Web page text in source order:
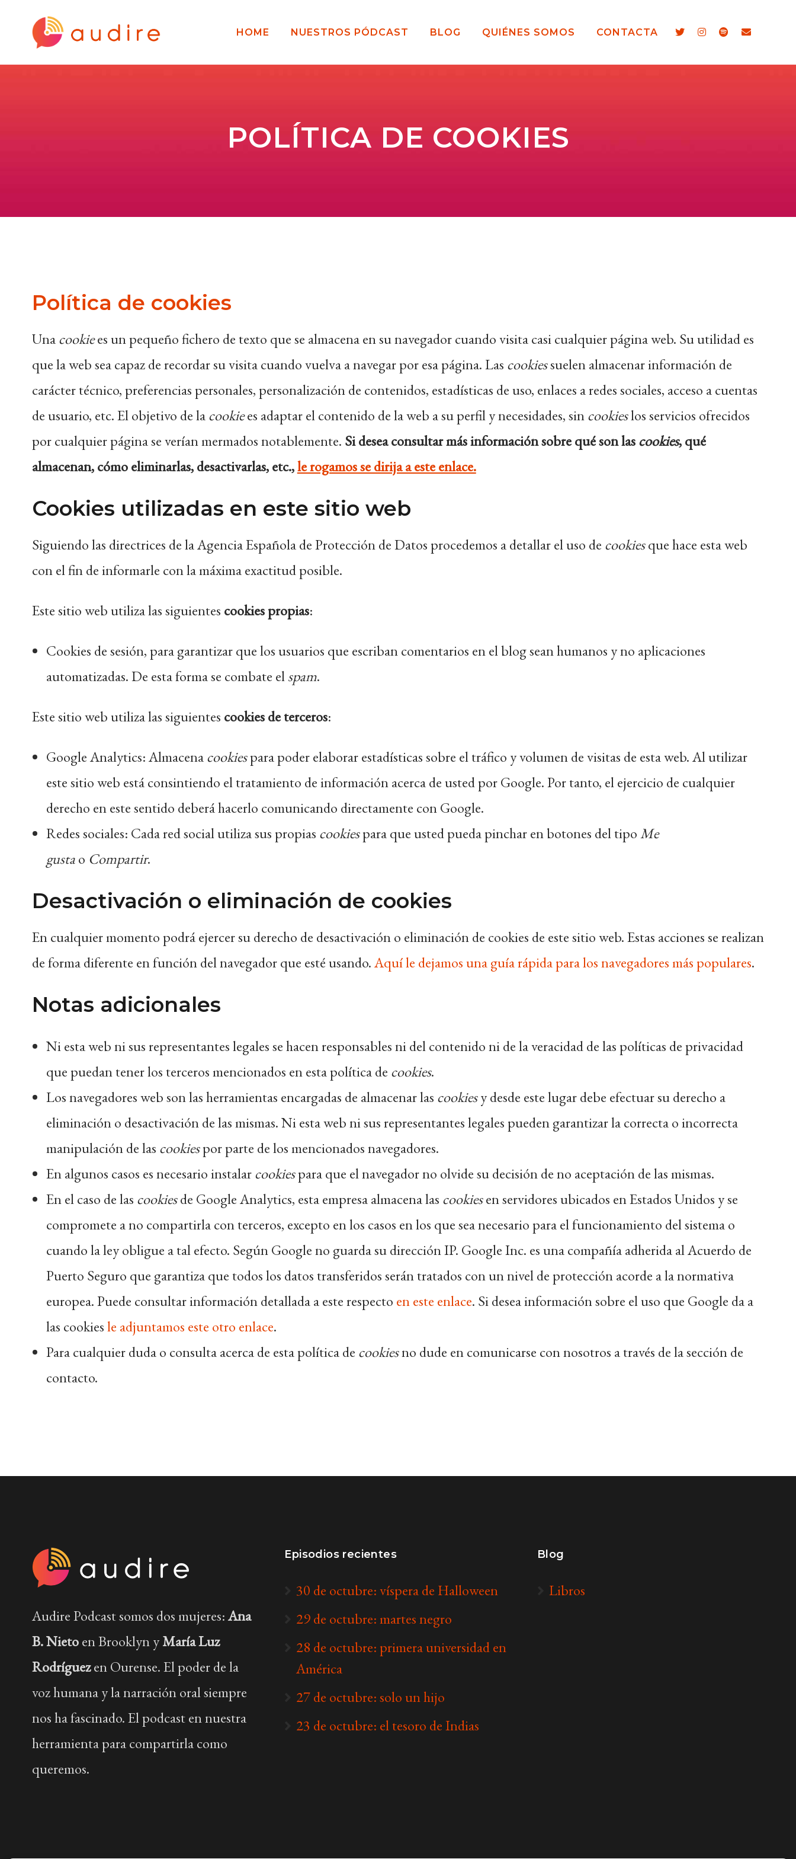
HOME NUESTROS PÓDCAST BLOG QUIÉNES SOMOS CONTACTA
POLÍTICA DE COOKIES
Política de cookies
Unacookiees un pequeño fichero de texto que se almacena en su navegador cuando visita casi cualquier página web. Su utilidad es
que la web sea capaz de recordar su visita cuando vuelva a navegar por esa página. Las cookiessuelen almacenar información de
carácter técnico, preferencias personales, personalización de contenidos, estadísticas de uso, enlaces a redes sociales, acceso a cuentas
de usuario, etc. El objetivo de lacookiees adaptar el contenido de la web a su perfil y necesidades, sincookieslos servicios ofrecidos
por cualquier página se verían mermados notablemente. Si desea consultar más información sobre qué son lascookies, qué
almacenan, cómo eliminarlas, desactivarlas, etc.,le rogamos se dirija a este enlace.
Cookies utilizadas en este sitio web
Siguiendo las directrices de la Agencia Española de Protección de Datos procedemos a detallar el uso de cookiesque hace esta web
con el fin de informarle con la máxima exactitud posible.
Este sitio web utiliza las siguientes cookies propias:
Cookies de sesión, para garantizar que los usuarios que escriban comentarios en el blog sean humanos y no aplicaciones
automatizadas. De esta forma se combate elspam.
Este sitio web utiliza las siguientes cookies de terceros:
Google Analytics: Almacenacookiespara poder elaborar estadísticas sobre el tráfico y volumen de visitas de esta web. Al utilizar
este sitio web está consintiendo el tratamiento de información acerca de usted por Google. Por tanto, el ejercicio de cualquier
derecho en este sentido deberá hacerlo comunicando directamente con Google.
Redes sociales: Cada red social utiliza sus propias cookiespara que usted pueda pinchar en botones del tipoMe
gustao Compartir.
Desactivación o eliminación de cookies
En cualquier momento podrá ejercer su derecho de desactivación o eliminación de cookies de este sitio web. Estas acciones se realizan
de forma diferente en función del navegador que esté usando.Aquí le dejamos una guía rápida para los navegadores más populares.
Notas adicionales
Ni esta web ni sus representantes legales se hacen responsables ni del contenido ni de la veracidad de las políticas de privacidad
que puedan tener los terceros mencionados en esta política de cookies.
Los navegadores web son las herramientas encargadas de almacenar las cookiesy desde este lugar debe efectuar su derecho a
eliminación o desactivación de las mismas. Ni esta web ni sus representantes legales pueden garantizar la correcta o incorrecta
manipulación de las cookiespor parte de los mencionados navegadores.
En algunos casos es necesario instalarcookiespara que el navegador no olvide su decisión de no aceptación de las mismas.
En el caso de las cookiesde Google Analytics, esta empresa almacena las cookiesen servidores ubicados en Estados Unidos y se
compromete a no compartirla con terceros, excepto en los casos en los que sea necesario para el funcionamiento del sistema o
cuando la ley obligue a tal efecto. Según Google no guarda su dirección IP. Google Inc. es una compañía adherida al Acuerdo de
Puerto Seguro que garantiza que todos los datos transferidos serán tratados con un nivel de protección acorde a la normativa
europea. Puede consultar información detallada a este respecto en este enlace. Si desea información sobre el uso que Google da a
las cookiesle adjuntamos este otro enlace.
Para cualquier duda o consulta acerca de esta política de cookiesno dude en comunicarse con nosotros a través de la sección de
contacto.
Audire Podcast somos dos mujeres:Ana
B. Nietoen Brooklyn yMaría Luz
Rodríguezen Ourense. El poder de la
voz humana y la narración oral siempre
nos ha fascinado. El podcast en nuestra
herramienta para compartirla como
queremos.
Episodios recientes
30 de octubre: víspera de Halloween
29 de octubre: martes negro
28 de octubre: primera universidad en
América
27 de octubre: solo un hijo
23 de octubre: el tesoro de Indias
Blog
Libros